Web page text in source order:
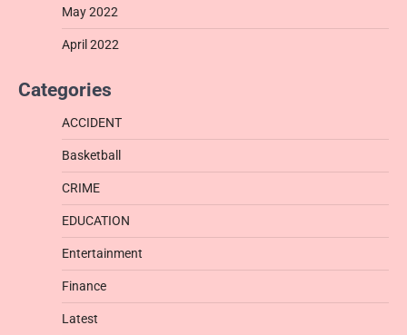
May 2022
April 2022
Categories
ACCIDENT
Basketball
CRIME
EDUCATION
Entertainment
Finance
Latest